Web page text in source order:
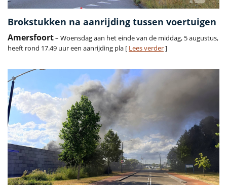
Brokstukken na aanrijding tussen voertuigen
Amersfoort– Woensdag aan het einde van de middag, 5 augustus,
heeft rond 17.49 uur een aanrijding pla [ Lees verder]